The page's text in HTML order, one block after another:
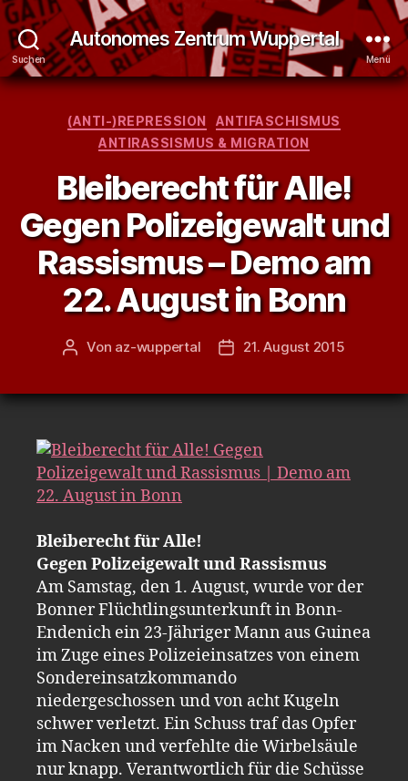
Suchen
Autonomes Zentrum Wuppertal
Menü
Kategorien
(ANTI-)REPRESSION
ANTIFASCHISMUS
ANTIRASSISMUS & MIGRATION
Bleiberecht für Alle!
Gegen Polizeigewalt und
Rassismus – Demo am
22. August in Bonn
Beitragsautor
Von az-wuppertal Veröffentlichungsdatum
21. August 2015
Bleiberecht für Alle!
Gegen Polizeigewalt und Rassismus
Am Samstag, den 1. August, wurde vor der
Bonner Flüchtlingsunterkunft in Bonn-
Endenich ein 23-Jähriger Mann aus Guinea
im Zuge eines Polizeieinsatzes von einem
Sondereinsatzkommando
niedergeschossen und von acht Kugeln
schwer verletzt. Ein Schuss traf das Opfer
im Nacken und verfehlte die Wirbelsäule
nur knapp. Verantwortlich für die Schüsse